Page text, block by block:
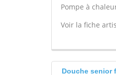
Pompe à
Voir la fiche
Douche senior